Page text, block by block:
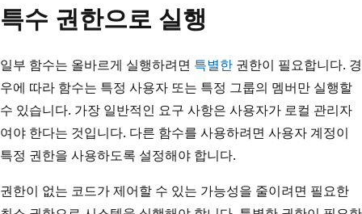
특수 권한으로 실행
일부 함수는 올바르게 실행하려면 특별한 권한이 필요합니다. 경
우에 따라 함수는 특정 사용자 또는 특정 그룹의 멤버만 실행할
수 있습니다. 가장 일반적인 요구 사항은 사용자가 로컬 관리자
여야 한다는 것입니다. 다른 함수를 사용하려면 사용자 계정이
특정 권한을 사용하도록 설정해야 합니다.
권한이 없는 코드가 제어할 수 있는 가능성을 줄이려면 필요한